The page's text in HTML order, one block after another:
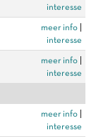
interesse
meer info
interesse
meer info
interesse
meer info
interesse